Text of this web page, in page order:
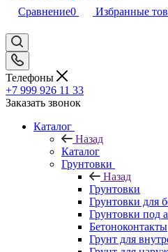
Сравнение0 Избранные
Телефоны
+7 999 926 11 33
Заказать звонок
Каталог
Назад
Каталог
Грунтовки
Назад
Грунтовки
Грунтовки для
Грунтовки под
Бетоноконтакты
Грунт для